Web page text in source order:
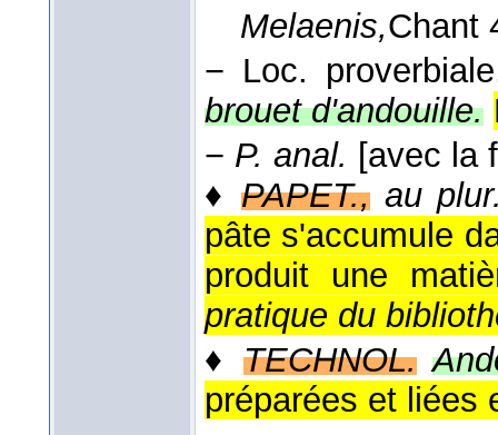
Melaenis,Chant
− Loc.
brouet d'andouille.
− P. anal. [avec la
♦PAPET., au
pâte s'accumule
produit une
pratique du
♦ TECHNOL.
préparées et liées